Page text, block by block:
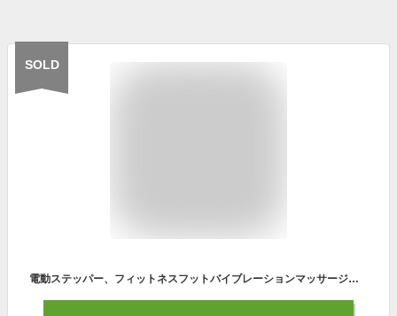
SOLD
電動ステッパー、フィットネスフットバイブレーションマッサージ、高齢者向け上肢・下肢トレーニング機器、美しい脚ペディキュアマシン